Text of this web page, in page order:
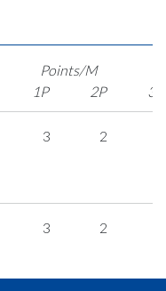
Points/M
1P 2P 3P
3 2
3 2